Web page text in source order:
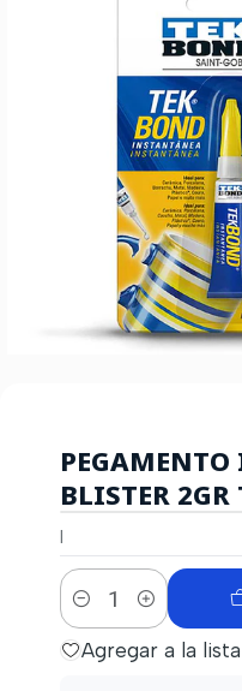
|
BLISTER 2GR
Cantidad
Agregar a la